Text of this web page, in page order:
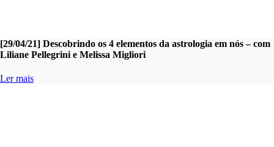
[29/04/21] Descobrindo os 4 elementos da astrologia em nós – com
Liliane Pellegrini e Melissa Migliori
Ler mais